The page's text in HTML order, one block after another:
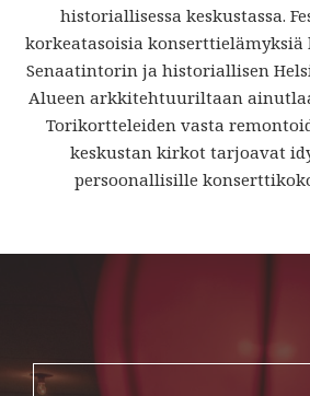
historiallisessa keskustassa.
korkeatasoisia konserttielämyksiä
Senaatintorin ja historiallisen
Alueen arkkitehtuuriltaan
Torikortteleiden vasta
keskustan kirkot tarjoavat
persoonallisille